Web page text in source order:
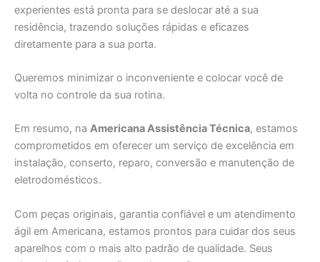
experientes está pronta para se deslocar até a sua
residência, trazendo soluções rápidas e eficazes
diretamente para a sua porta.
Queremos minimizar o inconveniente e colocar você de
volta no controle da sua rotina.
Em resumo, na Americana Assistência Técnica, estamos
comprometidos em oferecer um serviço de excelência em
instalação, conserto, reparo, conversão e manutenção de
eletrodomésticos.
Com peças originais, garantia confiável e um atendimento
ágil em Americana, estamos prontos para cuidar dos seus
aparelhos com o mais alto padrão de qualidade. Seus